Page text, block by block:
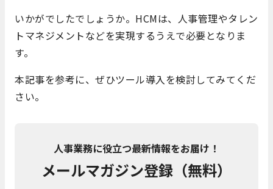
いかがでしたでしょうか。HCMは、人事管理やタレン
トマネジメントなどを実現するうえで必要となりま
す。
本記事を参考に、ぜひツール導入を検討してみてくだ
さい。
人事業務に役立つ最新情報をお届け！
メールマガジン登録（無料）